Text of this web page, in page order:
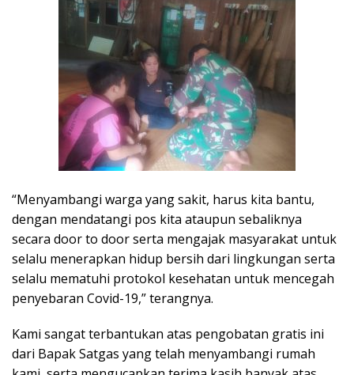
“Menyambangi warga yang sakit, harus kita bantu,
dengan mendatangi pos kita ataupun sebaliknya
secara door to door serta mengajak masyarakat untuk
selalu menerapkan hidup bersih dari lingkungan serta
selalu mematuhi protokol kesehatan untuk mencegah
penyebaran Covid-19,” terangnya.
Kami sangat terbantukan atas pengobatan gratis ini
dari Bapak Satgas yang telah menyambangi rumah